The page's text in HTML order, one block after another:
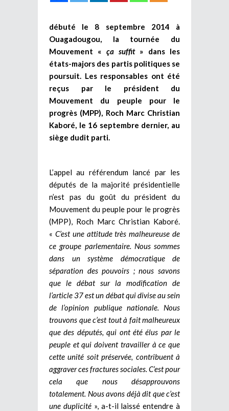
débuté le 8 septembre 2014 à
Ouagadougou, la tournée du
Mouvement « ça suffit » dans les
états-majors des partis politiques se
poursuit. Les responsables ont été
reçus par le président du
Mouvement du peuple pour le
progrès (MPP), Roch Marc Christian
Kaboré, le 16 septembre dernier, au
siège dudit parti.
L’appel au référendum lancé par les
députés de la majorité présidentielle
n’est pas du goût du président du
Mouvement du peuple pour le progrès
(MPP), Roch Marc Christian Kaboré.
« C’est une attitude très malheureuse de
ce groupe parlementaire. Nous sommes
dans un système démocratique de
séparation des pouvoirs ; nous savons
que le débat sur la modification de
l’article 37 est un débat qui divise au sein
de l’opinion publique nationale. Nous
trouvons que c’est tout à fait malheureux
que des députés, qui ont été élus par le
peuple et qui doivent travailler à ce que
cette unité soit préservée, contribuent à
aggraver ces fractures sociales. C’est pour
cela que nous désapprouvons
totalement. Nous avons déjà dit que c’est
une duplicité», a-t-il laissé entendre à